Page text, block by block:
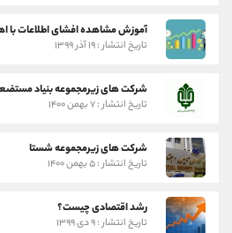
آموزش مشاهده افشای اطلاعات با
تاریخ انتشار : ۱۹ آذر ۱۳۹۹
شرکت های زیرمجموعه بنیاد
تاریخ انتشار : ۷ بهمن ۱۴۰۰
شرکت های زیرمجموعه شستا
تاریخ انتشار : ۵ بهمن ۱۴۰۰
رشد اقتصادی چیست؟
تاریخ انتشار : ۹ دی ۱۳۹۹